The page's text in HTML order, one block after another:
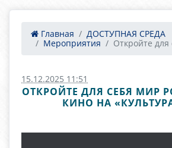
Главная
ДОСТУПНАЯ СРЕДА
Мероприятия
Откройте
15.12.2025 11:51
ОТКРОЙТЕ ДЛЯ СЕБЯ МИР
КИНО НА